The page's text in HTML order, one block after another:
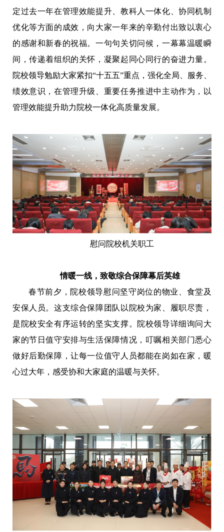
定过去一年在管理效能提升、教科人一体化、协同机制
优化等方面的成效，向大家一年来的辛勤付出致以衷心
的感谢和新春的祝福。一句句关切问候，一幕幕温暖瞬
间，传递着组织的关怀，凝聚起同心同行的奋进力量。
院校领导勉励大家紧扣“十五五”重点，强化全局、服务、
绩效意识，在管理升级、重要任务推进中主动作为，以
管理效能提升助力院校一体化高质量发展。
慰问院校机关职工
情暖一线，致敬综合保障幕后英雄
春节前夕，院校领导慰问坚守岗位的物业、食堂及
安保人员。这支综合保障团队以院校为家、履职尽责，
是院校安全有序运转的坚实支撑。院校领导详细询问大
家的节日值守安排与生活保障情况，叮嘱相关部门悉心
做好后勤保障，让每一位值守人员都能在岗如在家，暖
心过大年，感受协和大家庭的温暖与关怀。